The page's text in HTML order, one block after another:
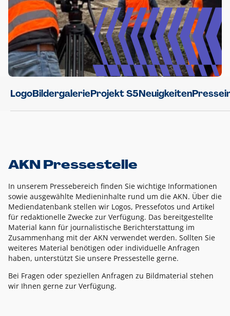
LogoBildergalerieProjekt S5Neuigkeiten
AKN Pressestelle
In unserem Pressebereich finden Sie wichtige Informationen
sowie ausgewählte Medieninhalte rund um die AKN. Über die
Mediendatenbank stellen wir Logos, Pressefotos und Artikel
für redaktionelle Zwecke zur Verfügung. Das bereitgestellte
Material kann für journalistische Berichterstattung im
Zusammenhang mit der AKN verwendet werden. Sollten Sie
weiteres Material benötigen oder individuelle Anfragen
haben, unterstützt Sie unsere Pressestelle gerne.
Bei Fragen oder speziellen Anfragen zu Bildmaterial stehen
wir Ihnen gerne zur Verfügung.